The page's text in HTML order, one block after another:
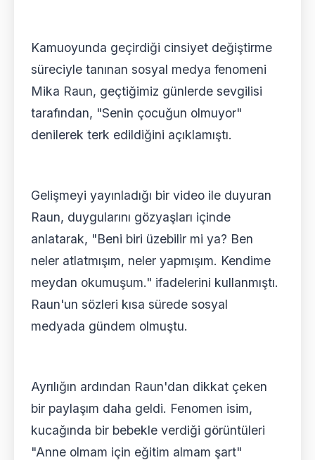
Kamuoyunda geçirdiği cinsiyet değiştirme
süreciyle tanınan sosyal medya fenomeni
Mika Raun, geçtiğimiz günlerde sevgilisi
tarafından, "Senin çocuğun olmuyor"
denilerek terk edildiğini açıklamıştı.
Gelişmeyi yayınladığı bir video ile duyuran
Raun, duygularını gözyaşları içinde
anlatarak, "Beni biri üzebilir mi ya? Ben
neler atlatmışım, neler yapmışım. Kendime
meydan okumuşum." ifadelerini kullanmıştı.
Raun'un sözleri kısa sürede sosyal
medyada gündem olmuştu.
Ayrılığın ardından Raun'dan dikkat çeken
bir paylaşım daha geldi. Fenomen isim,
kucağında bir bebekle verdiği görüntüleri
"Anne olmam için eğitim almam şart"